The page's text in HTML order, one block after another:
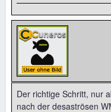
Der richtige Schritt, nur
nach der desaströsen